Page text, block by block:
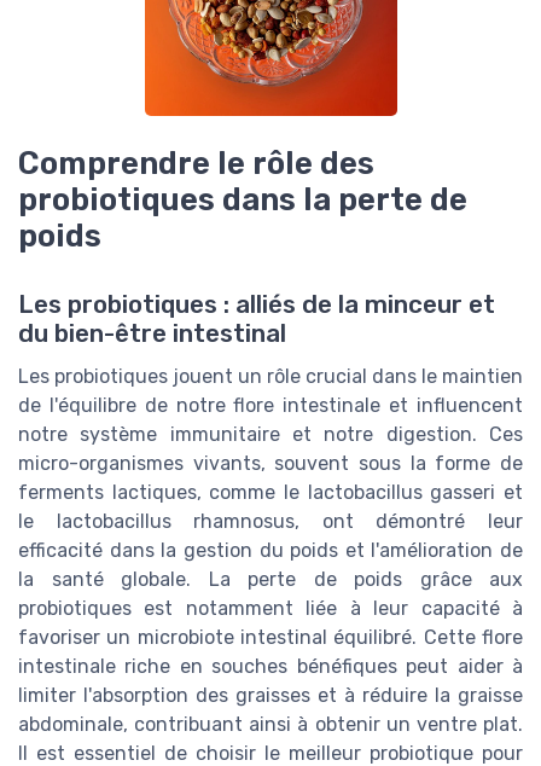
Comprendre le rôle des
probiotiques dans la perte de
poids
Les probiotiques : alliés de la minceur et
du bien-être intestinal
Les probiotiques jouent un rôle crucial dans le maintien
de l'équilibre de notre flore intestinale et influencent
notre système immunitaire et notre digestion. Ces
micro-organismes vivants, souvent sous la forme de
ferments lactiques, comme le lactobacillus gasseri et
le lactobacillus rhamnosus, ont démontré leur
efficacité dans la gestion du poids et l'amélioration de
la santé globale. La perte de poids grâce aux
probiotiques est notamment liée à leur capacité à
favoriser un microbiote intestinal équilibré. Cette flore
intestinale riche en souches bénéfiques peut aider à
limiter l'absorption des graisses et à réduire la graisse
abdominale, contribuant ainsi à obtenir un ventre plat.
Il est essentiel de choisir le meilleur probiotique pour